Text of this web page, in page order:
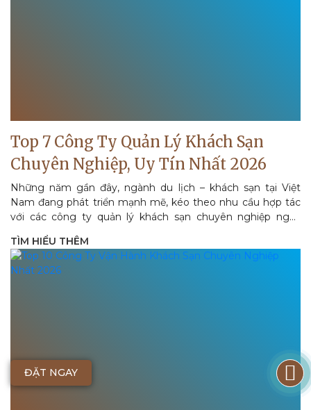
Top 7 Công Ty Quản Lý Khách Sạn
Chuyên Nghiệp, Uy Tín Nhất 2026
Những năm gần đây, ngành du lịch – khách sạn tại Việt
Nam đang phát triển mạnh mẽ, kéo theo nhu cầu hợp tác
với các công ty quản lý khách sạn chuyên nghiệp ngày
TÌM HIỂU THÊM
ĐẶT NGAY